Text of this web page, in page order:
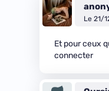
Le 21/
Et pour ceux
connecter